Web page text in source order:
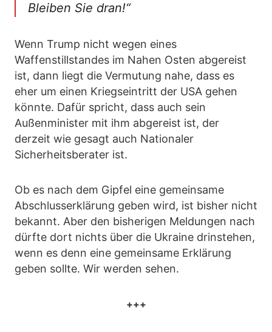
Bleiben Sie dran!“
Wenn Trump nicht wegen eines
Waffenstillstandes im Nahen Osten abgereist
ist, dann liegt die Vermutung nahe, dass es
eher um einen Kriegseintritt der USA gehen
könnte. Dafür spricht, dass auch sein
Außenminister mit ihm abgereist ist, der
derzeit wie gesagt auch Nationaler
Sicherheitsberater ist.
Ob es nach dem Gipfel eine gemeinsame
Abschlusserklärung geben wird, ist bisher nicht
bekannt. Aber den bisherigen Meldungen nach
dürfte dort nichts über die Ukraine drinstehen,
wenn es denn eine gemeinsame Erklärung
geben sollte. Wir werden sehen.
+++